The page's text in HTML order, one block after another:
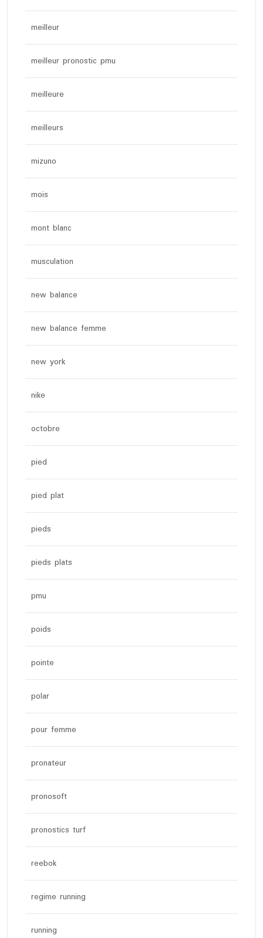
meilleur
meilleur pronostic pmu
meilleure
meilleurs
mizuno
mois
mont blanc
musculation
new balance
new balance femme
new york
nike
octobre
pied
pied plat
pieds
pieds plats
pmu
poids
pointe
polar
pour femme
pronateur
pronosoft
pronostics turf
reebok
regime running
running